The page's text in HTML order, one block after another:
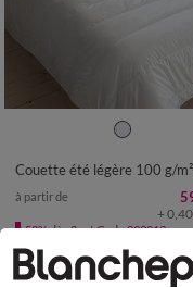
à partir de
+
-50% dès 2 art Code 899013